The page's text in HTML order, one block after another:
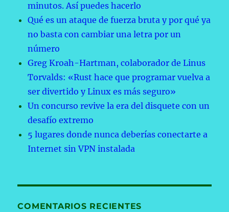
minutos. Así puedes hacerlo
Qué es un ataque de fuerza bruta y por qué ya
no basta con cambiar una letra por un
número
Greg Kroah-Hartman, colaborador de Linus
Torvalds: «Rust hace que programar vuelva a
ser divertido y Linux es más seguro»
Un concurso revive la era del disquete con un
desafío extremo
5 lugares donde nunca deberías conectarte a
Internet sin VPN instalada
COMENTARIOS RECIENTES